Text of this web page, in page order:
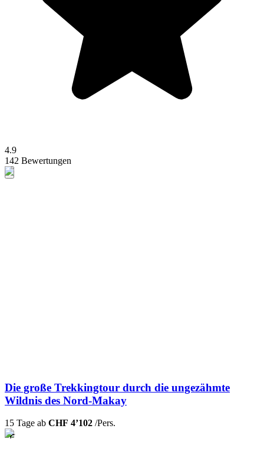
4.9
142 Bewertungen
Die große Trekkingtour durch die ungezähmte
Wildnis des Nord-Makay
15 Tage ab CHF 4’102 /Pers.